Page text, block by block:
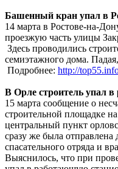
Башенный кран упал в
14 марта в Ростове-на-
проезжую часть улицы
Здесь проводились
семиэтажного дома.
Подробнее: http://
В Орле строитель упал
15 марта сообщение о
строительной площадке
центральный пункт
сразу же была
спасательного отряда и
Выяснилось, что при